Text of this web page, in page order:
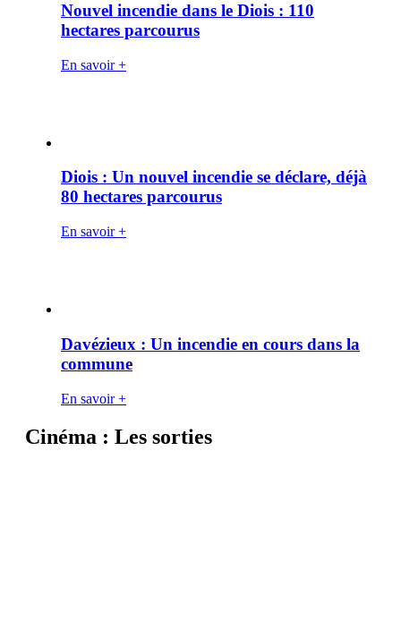
Nouvel incendie dans le Diois : 110
hectares parcourus
En savoir +
Diois : Un nouvel incendie se déclare, déjà
80 hectares parcourus
En savoir +
Davézieux : Un incendie en cours dans la
commune
En savoir +
Cinéma : Les sorties